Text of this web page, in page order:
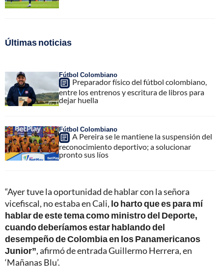
Últimas noticias
Fútbol Colombiano
Preparador físico del fútbol colombiano,
entre los entrenos y escritura de libros para
dejar huella
Fútbol Colombiano
A Pereira se le mantiene la suspensión del
reconocimiento deportivo; a solucionar
pronto sus líos
“Ayer tuve la oportunidad de hablar con la señora
vicefiscal, no estaba en Cali, lo harto que es para mí
hablar de este tema como ministro del Deporte,
cuando deberíamos estar hablando del
desempeño de Colombia en los Panamericanos
Junior”, afirmó de entrada Guillermo Herrera, en
‘Mañanas Blu’.